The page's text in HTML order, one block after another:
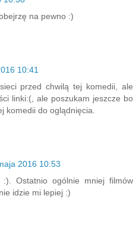
na pewno :)
10:41
przed chwilą tej komedii, ale
linki:(, ale poszukam jeszcze bo
komedii do oglądnięcia.
2016 10:53
:). Ostatnio ogólnie mniej filmów
idzie mi lepiej :)